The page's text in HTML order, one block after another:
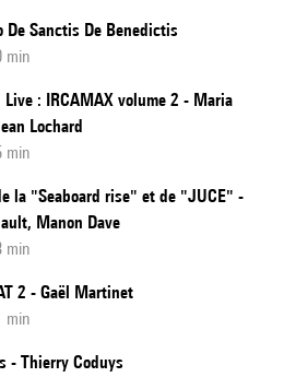
De Sanctis De Benedictis
min
: IRCAMAX volume 2 - Maria
Lochard
min
la "Seaboard rise" et de "JUCE" -
Manon Dave
min
2 - Gaël Martinet
min
- Thierry Coduys